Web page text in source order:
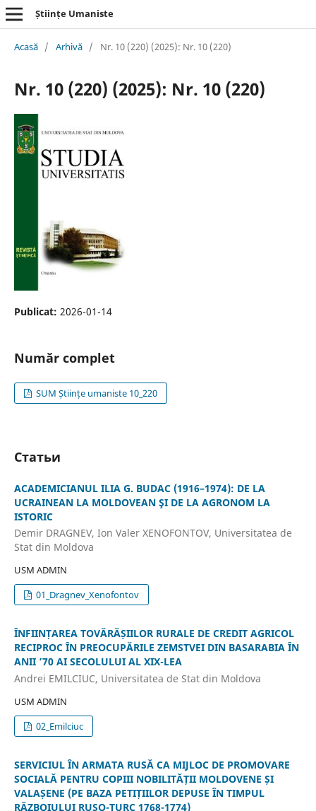
Științe Umaniste
Acasă / Arhivă / Nr. 10 (220) (2025): Nr. 10 (220)
Nr. 10 (220) (2025): Nr. 10 (220)
Publicat: 2026-01-14
Număr complet
SUM Științe umaniste 10_220
Статьи
ACADEMICIANUL ILIA G. BUDAC (1916–1974): DE LA
UCRAINEAN LA MOLDOVEAN ŞI DE LA AGRONOM LA
ISTORIC
Demir DRAGNEV, Ion Valer XENOFONTOV, Universitatea de
Stat din Moldova
USM ADMIN
01_Dragnev_Xenofontov
ÎNFIINȚAREA TOVĂRĂȘIILOR RURALE DE CREDIT AGRICOL
RECIPROC ÎN PREOCUPĂRILE ZEMSTVEI DIN BASARABIA ÎN
ANII ’70 AI SECOLULUI AL XIX-LEA
Andrei EMILCIUC, Universitatea de Stat din Moldova
USM ADMIN
02_Emilciuc
SERVICIUL ÎN ARMATA RUSĂ CA MIJLOC DE PROMOVARE
SOCIALĂ PENTRU COPIII NOBILITĂȚII MOLDOVENE ȘI
VALAȘENE (PE BAZA PETIȚIILOR DEPUSE ÎN TIMPUL
RĂZBOIULUI RUSO-TURC 1768-1774)